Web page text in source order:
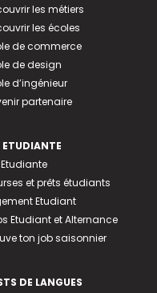
les métiers
les écoles
de commerce
de design
d’ingénieur
partenaire
ETUDIANTE
et prêts étudiants
Etudiant
Etudiant et Alternance
ton job saisonnier
DE LANGUES